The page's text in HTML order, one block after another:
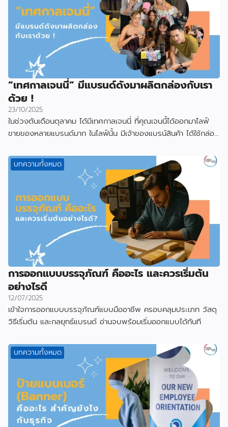
“เทศกาลเจนนี่” มีแบรนด์ดังมาผลิตกล่องกับเรา
ด้วย !
23/10/2025
ในช่วงต้นเดือนตุลาคม ได้มีเทศกาลเจนนี่ ที่คุณเจนนี้ได้ออกมาไลฟ์
ขายของหลายแบรนด์มาก ในไลฟ์นั้น มีเจ้าของแบรน์สินค้า ได้ใช้กล่อง
บทความทั้งหมด
การออกแบบบรรจุภัณฑ์ คืออะไร และควรเริ่มต้น
อย่างไรดี
12/07/2025
เข้าใจการออกแบบบรรจุภัณฑ์แบบมืออาชีพ ครอบคลุมประเภท วัสดุ
วิธีเริ่มต้น และกลยุทธ์แบรนด์ อ่านจบพร้อมเริ่มออกแบบได้ทันที
บทความทั้งหมด